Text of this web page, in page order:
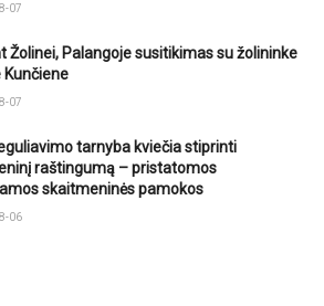
07
Žolinei, Palangoje susitikimas su žolininke
Kunčiene
07
tarnyba kviečia stiprinti
raštingumą – pristatomos
skaitmeninės pamokos
06